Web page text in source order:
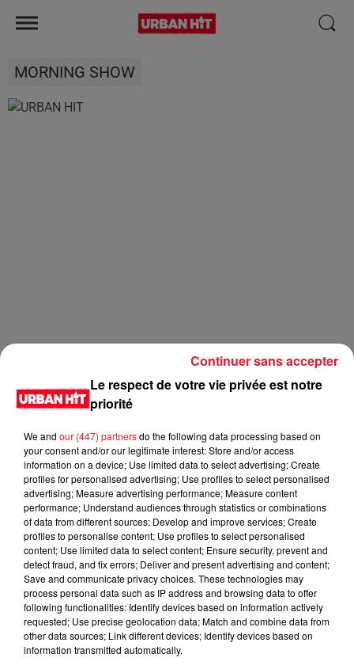
MORNING SHOW
0:00 2 min 47 sec
24 février 2021 - 2 min 47 sec
Jeux des 30 secondes du 25/02/2021
Du lundi au vendredi, de 6h à 09h, retrouvez Evan, Sandro,
Le respect de votre vie privée est notre
priorité
We and our (447) partnersdo the following data processing based on
your consent and/or our legitimate interest: Store and/or access
information on a device; Use limited data to select advertising; Create
profiles for personalised advertising; Use profiles to select personalised
advertising; Measure advertising performance; Measure content
performance; Understand audiences through statistics or combinations
of data from different sources; Develop and improve services; Create
profiles to personalise content; Use profiles to select personalised
content; Use limited data to select content; Ensure security, prevent and
detect fraud, and fix errors; Deliver and present advertising and content;
Save and communicate privacy choices. These technologies may
process personal data such as IP address and browsing data to offer
following functionalities: Identify devices based on information actively
requested; Use precise geolocation data; Match and combine data from
other data sources; Link different devices; Identify devices based on
information transmitted automatically.
Continuer sans accepter